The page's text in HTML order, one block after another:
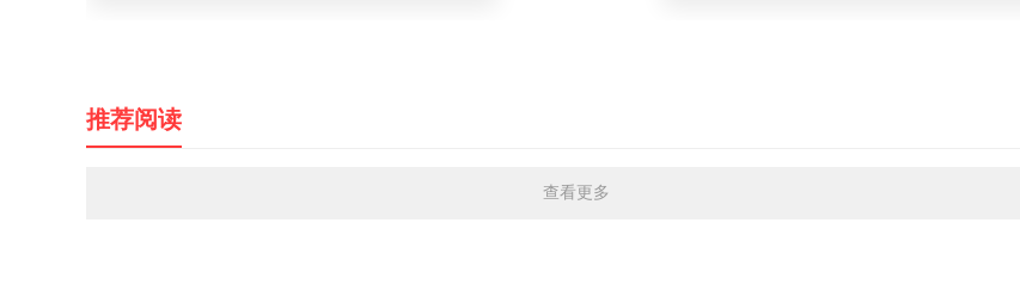
推荐阅读
查看更多